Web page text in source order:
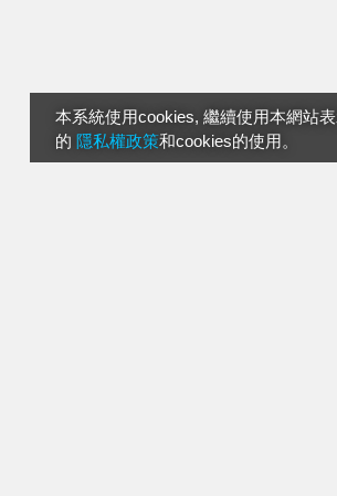
本系統使用cookies, 繼續使用本網站
的 隱私權政策和cookies的使用。